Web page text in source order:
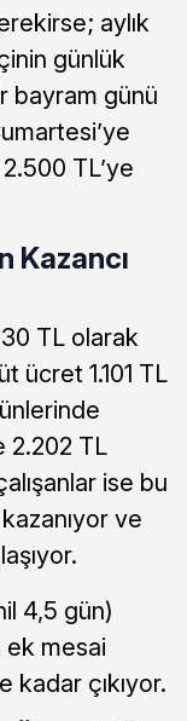
aylık
günlük
bayram günü
TL’ye
Kazancı
TL olarak
ücret 1.101 TL
2.202 TL
ise bu
ve
4,5 gün)
ek mesai
kadar çıkıyor.